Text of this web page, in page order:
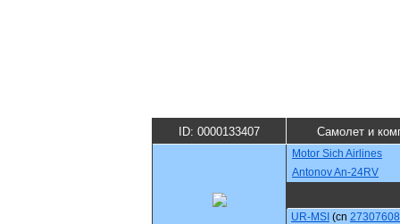
ID: 0000133407 Самолет и
Motor Sich Airlines
Antonov An-24RV
UR-MSI (cn 27307608